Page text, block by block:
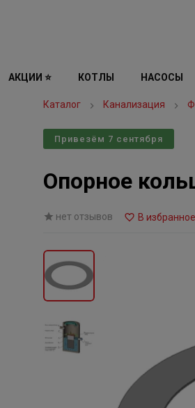
АКЦИИ ⭐ КОТЛЫ НАСОСЫ
Каталог Канализация
Привезём 7 сентября
Опорное
нет отзывов В избранное